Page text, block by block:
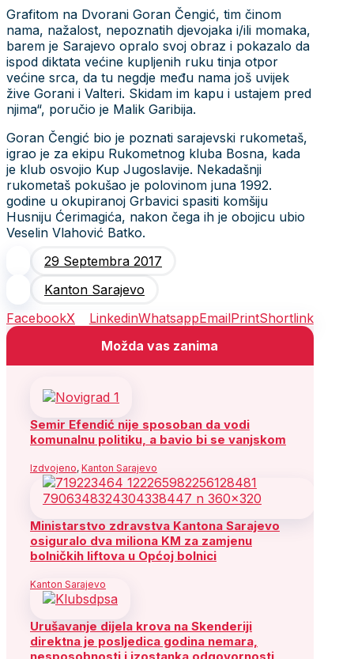
Grafitom na Dvorani Goran Čengić, tim činom
nama, nažalost, nepoznatih djevojaka i/ili momaka,
barem je Sarajevo opralo svoj obraz i pokazalo da
ispod diktata većine kupljenih ruku tinja otpor
većine srca, da tu negdje među nama još uvijek
žive Gorani i Valteri. Skidam im kapu i ustajem pred
njima“, poručio je Malik Garibija.
Goran Čengić bio je poznati sarajevski rukometaš,
igrao je za ekipu Rukometnog kluba Bosna, kada
je klub osvojio Kup Jugoslavije. Nekadašnji
rukometaš pokušao je polovinom juna 1992.
godine u okupiranoj Grbavici spasiti komšiju
Husniju Ćerimagića, nakon čega ih je obojicu ubio
Veselin Vlahović Batko.
29 Septembra 2017
Kanton Sarajevo
FacebookX LinkedinWhatsappEmailPrintShortlink
Možda vas zanima
Semir Efendić nije sposoban da vodi
komunalnu politiku, a bavio bi se vanjskom
Izdvojeno, Kanton Sarajevo
Ministarstvo zdravstva Kantona Sarajevo
osiguralo dva miliona KM za zamjenu
bolničkih liftova u Općoj bolnici
Kanton Sarajevo
Urušavanje dijela krova na Skenderiji
direktna je posljedica godina nemara,